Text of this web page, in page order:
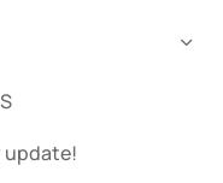
update!